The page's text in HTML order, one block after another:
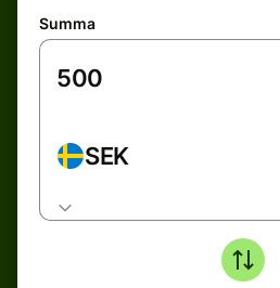
Summa
SEK